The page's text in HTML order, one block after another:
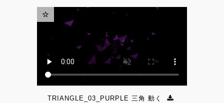
TRIANGLE_03_PURPLE 三角 動く